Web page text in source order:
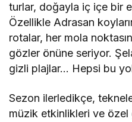
turlar, doğayla iç içe bir
Özellikle Adrasan
rotalar, her mola
gözler önüne seriyor.
gizli plajlar… Hepsi bu
Sezon ilerledikçe,
müzik etkinlikleri ve özel